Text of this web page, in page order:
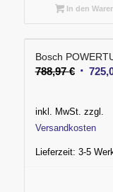
In den
Bosch
788,97€
inkl. MwSt. zzgl.
Versandkosten
Lieferzeit: 3-5